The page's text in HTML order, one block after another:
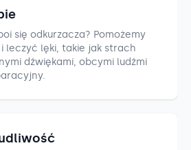
się odkurzacza? Pomożemy
leczyć lęki, takie jak strach
dźwiękami, obcymi ludźmi